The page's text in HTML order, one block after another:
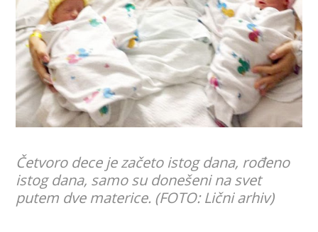
Četvoro dece je začeto istog dana, rođeno
istog dana, samo su donešeni na svet
putem dve materice. (FOTO: Lični arhiv)